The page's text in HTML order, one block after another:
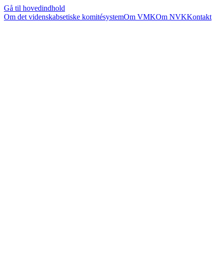
Gå til hovedindhold
Om det videnskabsetiske komitésystemOm VMKOm NVKKontakt